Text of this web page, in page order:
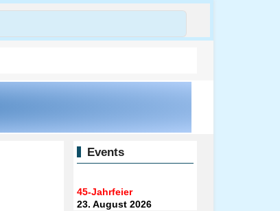
Events
45-Jahrfeier
23. August 2026